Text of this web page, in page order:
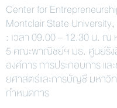
Center for
Montclair State
: เวลา 09.00 – 12.30 น. ณ
5 คณะพาณิชย์ฯ มธ. ศูนย์รัง
องค์การ การประกอบการ
ยศาสตร์และการบัญชี มหาวิ
กำหนดการ